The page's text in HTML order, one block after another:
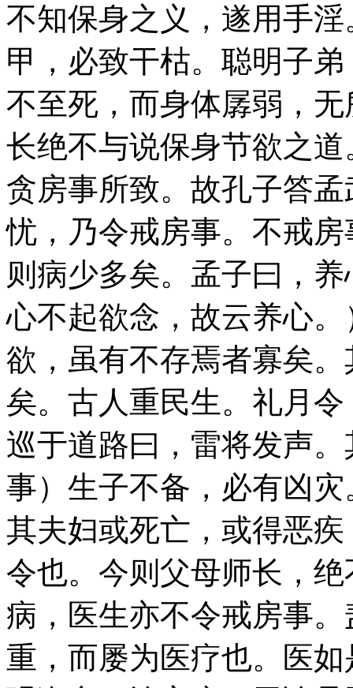
不知保身之义，遂用手
甲，必致干枯。聪明子
不至死，而身体孱弱，
长绝不与说保身节欲之
贪房事所致。故孔子答
忧，乃令戒房事。不戒
则病少多矣。孟子曰，
心不起欲念，故云养心
欲，虽有不存焉者寡矣
矣。古人重民生。礼月
巡于道路曰，雷将发声
事）生子不备，必有凶
其夫妇或死亡，或得恶
令也。今则父母师长，
病，医生亦不令戒房事
重，而屡为医疗也。医